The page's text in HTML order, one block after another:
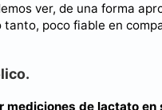
ver, de una forma
tanto, poco fiable en
mediciones de lactato en